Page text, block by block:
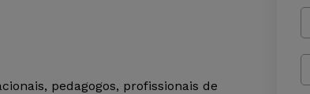
pedagogos, profissionais de